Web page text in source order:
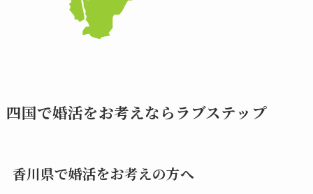
四国で婚活をお考えならラブステップ
香川県で婚活をお考えの方へ